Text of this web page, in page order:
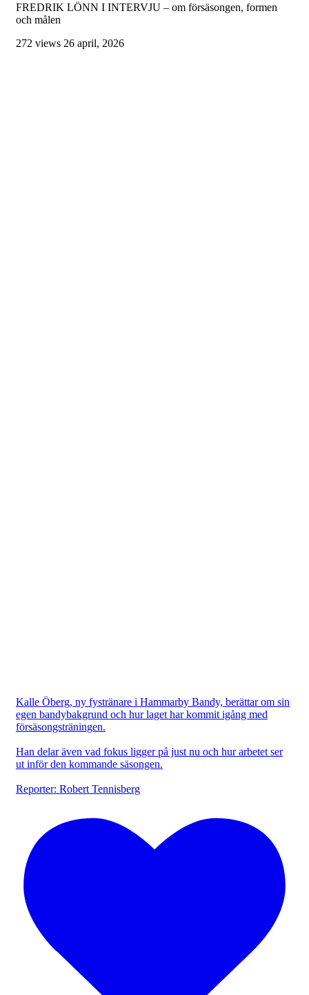
FREDRIK LÖNN I INTERVJU – om försäsongen, formen
och målen
272 views 26 april, 2026
Kalle Öberg, ny fystränare i Hammarby Bandy, berättar om sin
egen bandybakgrund och hur laget har kommit igång med
försäsongsträningen.
Han delar även vad fokus ligger på just nu och hur arbetet ser
ut inför den kommande säsongen.
Reporter: Robert Tennisberg